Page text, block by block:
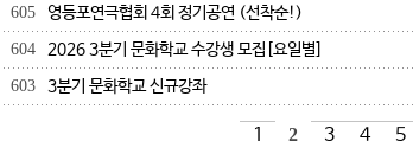
605 영등포연극협회 4회 정기공연 (선착순!)
604 2026 3분기 문화학교 수강생 모집[요일별]
603 3분기 문화학교 신규강좌
1 2 3 4 5